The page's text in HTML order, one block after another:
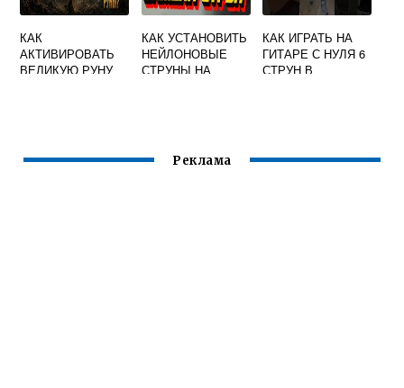
КАК
АКТИВИРОВАТЬ
ВЕЛИКУЮ РУНУ
КАК УСТАНОВИТЬ
НЕЙЛОНОВЫЕ
СТРУНЫ НА
КАК ИГРАТЬ НА
ГИТАРЕ С НУЛЯ 6
СТРУН В
Реклама